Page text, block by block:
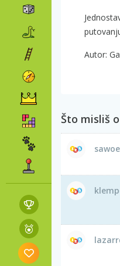
Autor:
Što misliš
sawoe